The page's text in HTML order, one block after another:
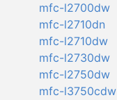
mfc-l2700dw
mfc-l2710dn
mfc-l2710dw
mfc-l2730dw
mfc-l2750dw
mfc-l3750cdw